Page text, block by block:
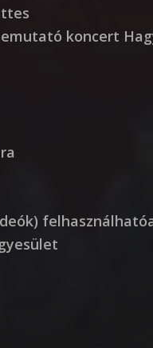
koncert